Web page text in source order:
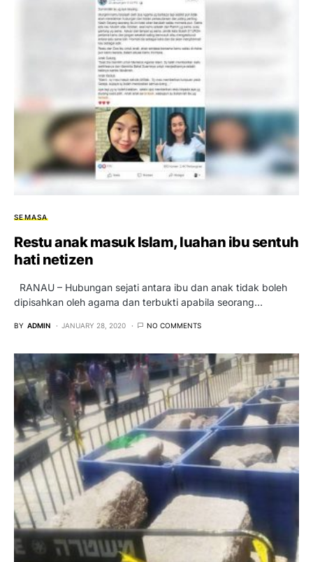
SEMASA
Restu anak masuk Islam, luahan ibu sentuh
hati netizen
RANAU – Hubungan sejati antara ibu dan anak tidak boleh
dipisahkan oleh agama dan terbukti apabila seorang…
BY ADMIN JANUARY 28, 2020 NO COMMENTS